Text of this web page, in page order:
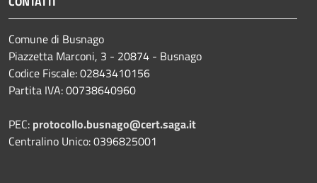
Comune di Busnago
Piazzetta Marconi, 3 - 20874 - Busnago
Codice Fiscale: 02843410156
Partita IVA: 00738640960
PEC: protocollo.busnago@cert.saga.it
Centralino Unico: 0396825001